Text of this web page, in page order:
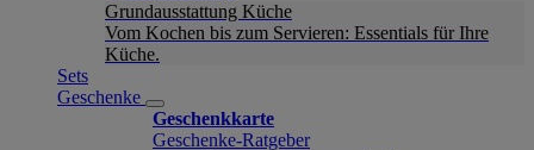
Grundausstattung Küche
Vom Kochen bis zum Servieren: Essentials für Ihre
Küche.
Sets
Geschenke
Geschenkkarte
Geschenke-Ratgeber